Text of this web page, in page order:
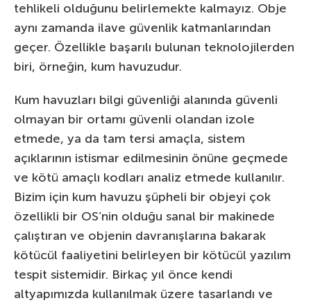
tehlikeli olduğunu belirlemekte kalmayız. Obje
aynı zamanda ilave güvenlik katmanlarından
geçer. Özellikle başarılı bulunan teknolojilerden
biri, örneğin, kum havuzudur.
Kum havuzları bilgi güvenliği alanında güvenli
olmayan bir ortamı güvenli olandan izole
etmede, ya da tam tersi amaçla, sistem
açıklarının istismar edilmesinin önüne geçmede
ve kötü amaçlı kodları analiz etmede kullanılır.
Bizim için kum havuzu şüpheli bir objeyi çok
özellikli bir OS’nin olduğu sanal bir makinede
çalıştıran ve objenin davranışlarına bakarak
kötücül faaliyetini belirleyen bir kötücül yazılım
tespit sistemidir. Birkaç yıl önce kendi
altyapımızda kullanılmak üzere tasarlandı ve